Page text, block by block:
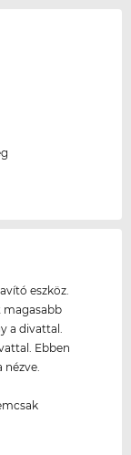
eszköz.
magasabb
a divattal.
Ebben
nézve.